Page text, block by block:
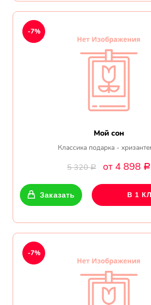
Мой сон
Классика подарка -
5 320Р от 4 898 Р
-7%
Заказать В 1
-7%